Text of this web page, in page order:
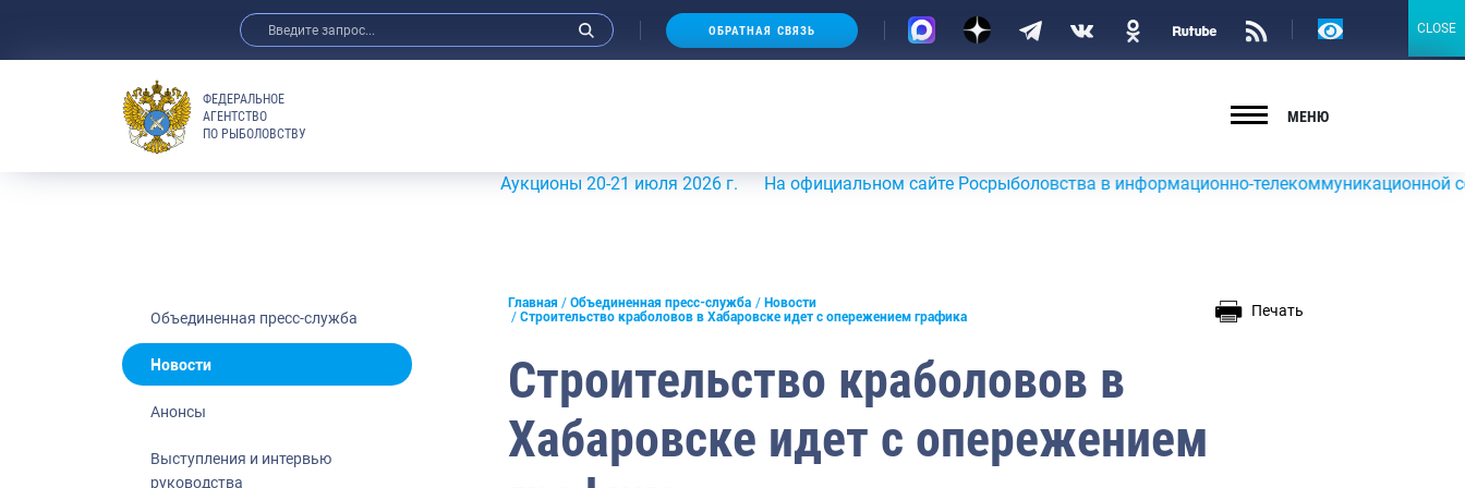
Анонсы
Отраслевые СМИ
Выставки и конференции
Научно-практическая литература
Рыбоохрана России
ОБРАТНАЯ СВЯЗЬ
Версия
ФЕДЕРАЛЬНОЕ
АГЕНТСТВО
ПО РЫБОЛОВСТВУ
МЕНЮ
Аукционы 20-21 июля 2026 г. На официальном сайте Росрыболовства в информационно-телекоммуникационной сети
Объединенная пресс-служба
Новости
Анонсы
Выступления и интервью
руководства
Главная Объединенная пресс-служба
Новости
Строительство краболовов в Хабаровске идет с опережением графика
Печать
Строительство краболовов в
Хабаровске идет с опережением
CLOSE
CLOSE